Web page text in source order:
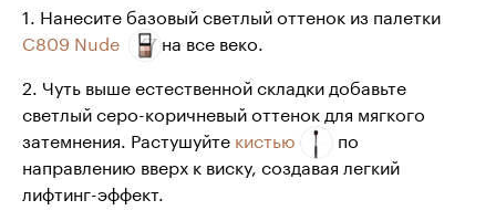
1. Нанесите базовый светлый оттенок из палетки
C809 Nude
на все веко.
2. Чуть выше естественной складки добавьте
светлый серо-коричневый оттенок для мягкого
затемнения. Растушуйте кистью
по
направлению вверх к виску, создавая легкий
лифтинг-эффект.